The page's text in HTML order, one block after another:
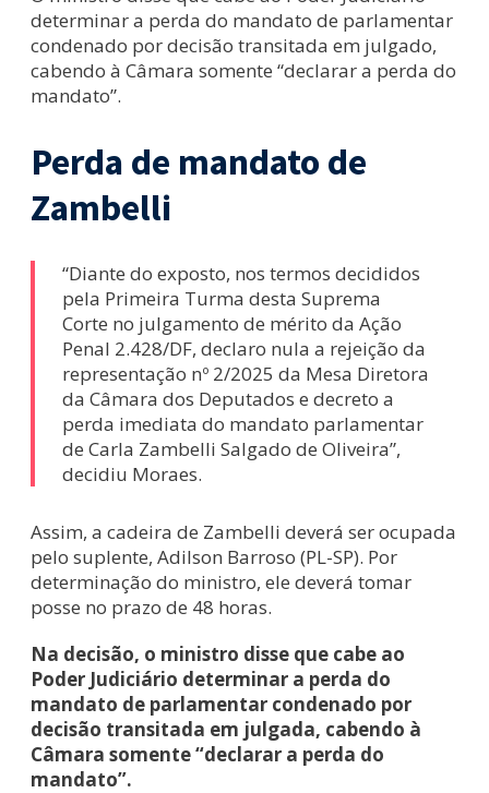
determinar a perda do mandato de parlamentar
condenado por decisão transitada em julgado,
cabendo à Câmara somente “declarar a perda do
mandato”.
Perda de mandato de
Zambelli
“Diante do exposto, nos termos decididos
pela Primeira Turma desta Suprema
Corte no julgamento de mérito da Ação
Penal 2.428/DF, declaro nula a rejeição da
representação nº 2/2025 da Mesa Diretora
da Câmara dos Deputados e decreto a
perda imediata do mandato parlamentar
de Carla Zambelli Salgado de Oliveira”,
decidiu Moraes.
Assim, a cadeira de Zambelli deverá ser ocupada
pelo suplente, Adilson Barroso (PL-SP). Por
determinação do ministro, ele deverá tomar
posse no prazo de 48 horas.
Na decisão, o ministro disse que cabe ao
Poder Judiciário determinar a perda do
mandato de parlamentar condenado por
decisão transitada em julgada, cabendo à
Câmara somente “declarar a perda do
mandato”.